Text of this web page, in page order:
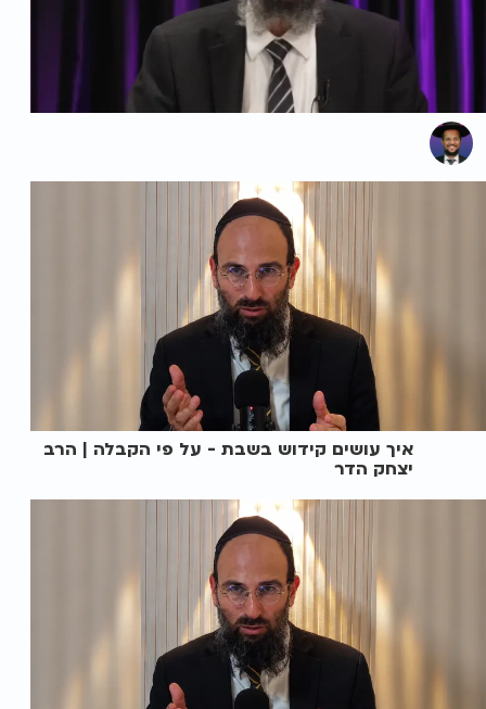
איך עושים קידוש בשבת - על פי הקבלה | הרב
יצחק הדר